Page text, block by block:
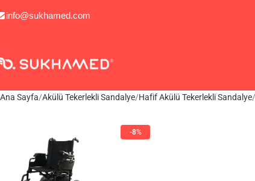
info@sukhamed.com
Ana Sayfa Akülü Tekerlekli Sandalye Hafif Akülü Tekerlekli Sandalye
-8%